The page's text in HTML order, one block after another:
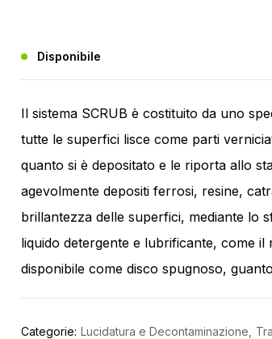
Disponibile
Il sistema SCRUB è costituito da uno
tutte le superfici lisce come parti
quanto si è depositato e le riporta allo
agevolmente depositi ferrosi, resine,
brillantezza delle superfici, mediante lo
liquido detergente e lubrificante, come
disponibile come disco spugnoso,
Categorie: Lucidatura e Decontaminazione